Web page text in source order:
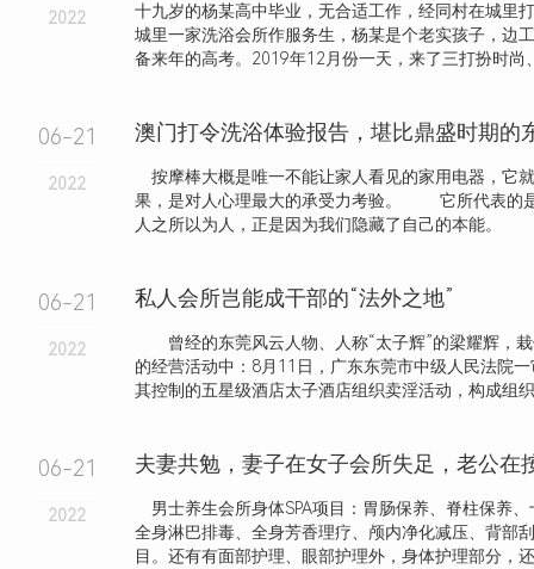
2022
十九岁的杨某高中毕业，无合适工作，经同村在城里
城里一家洗浴会所作服务生，杨某是个老实孩子，边
备来年的高考。2019年12月份一天，来了三打扮时尚
06-21
2022
澳门打令洗浴体验报告，堪比鼎盛时期的
按摩棒大概是唯一不能让家人看见的家用电器，它
果，是对人心理最大的承受力考验。 它所代表的
人之所以为人，正是因为我们隐藏了自己的本能。
06-21
2022
私人会所岂能成干部的“法外之地”
曾经的东莞风云人物、人称“太子辉”的梁耀辉，栽
的经营活动中：8月11日，广东东莞市中级人民法院
其控制的五星级酒店太子酒店组织卖淫活动，构成组
06-21
2022
男士养生会所身体SPA项目：胃肠保养、脊柱保养
全身淋巴排毒、全身芳香理疗、颅内净化减压、背部
目。还有有面部护理、眼部护理外，身体护理部分，